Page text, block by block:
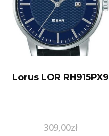
Lorus LOR RH915PX9
309,00zł